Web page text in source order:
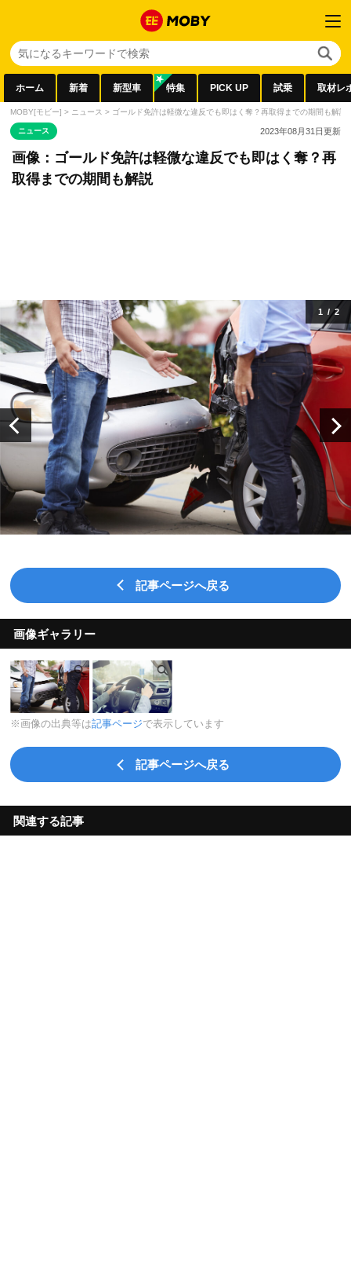
ホーム 新着 新型車 特集 PICK UP 試乗 取材レ
MOBY[モビー] > ニュース > ゴールド免許は軽微な違反でも即はく奪？再取得までの期間も解説
ニュース 2023年08月31日更新
画像：ゴールド免許は軽微な違反でも即はく奪？再
取得までの期間も解説
1/2
記事ページへ戻る
画像ギャラリー
※画像の出典等は記事ページで表示しています
記事ページへ戻る
関連する記事